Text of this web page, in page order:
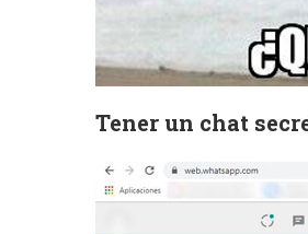
Tener un chat